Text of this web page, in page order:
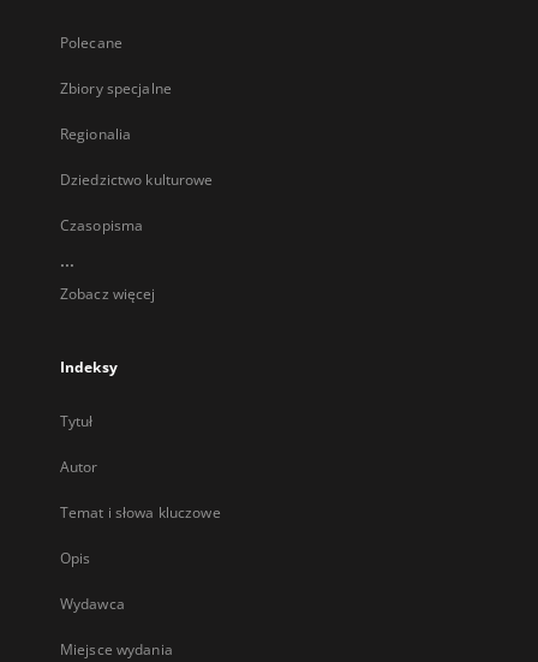
Polecane
Zbiory specjalne
Regionalia
Dziedzictwo kulturowe
Czasopisma
...
Zobacz więcej
Indeksy
Tytuł
Autor
Temat i słowa kluczowe
Opis
Wydawca
Miejsce wydania